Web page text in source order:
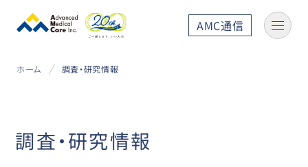
AMC通信
ホーム 調査・研究情報
調査・研究情報